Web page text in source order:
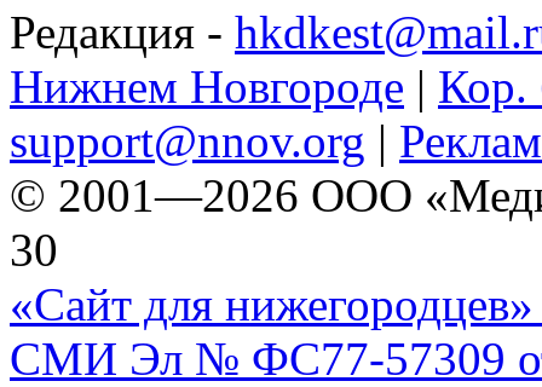
Редакция -
Нижнем Новгороде | Кор.
support@nnov.org |
© 2001—2026 ООО
30
«Сайт для нижегородцев»
СМИ Эл № ФС77-57309